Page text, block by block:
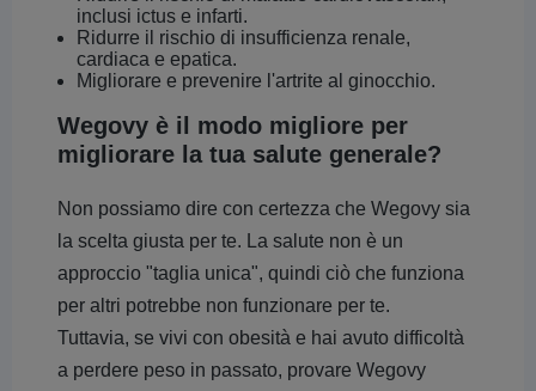
inclusi ictus e infarti.
Ridurre il rischio di insufficienza renale,
cardiaca e epatica.
Migliorare e prevenire l'artrite al ginocchio.
Wegovy è il modo migliore per
migliorare la tua salute generale?
Non possiamo dire con certezza che Wegovy sia
la scelta giusta per te. La salute non è un
approccio "taglia unica", quindi ciò che funziona
per altri potrebbe non funzionare per te.
Tuttavia, se vivi con obesità e hai avuto difficoltà
a perdere peso in passato, provare Wegovy